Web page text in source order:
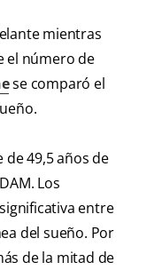
mientras
el número de
se comparó el
49,5 años de
Los
entre
del sueño. Por
de la mitad de